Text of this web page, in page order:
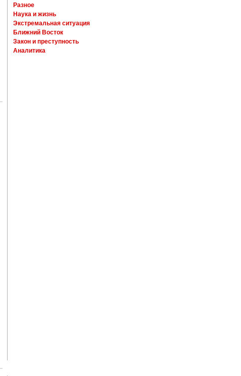
Разное
Наука и жизнь
Экстремальная ситуация
Ближний Восток
Закон и преступность
Аналитика